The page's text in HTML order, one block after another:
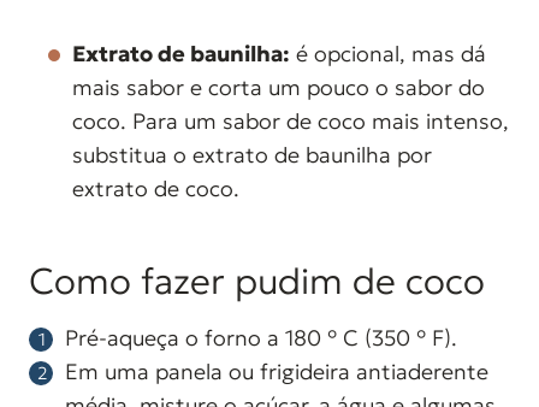
Extrato de baunilha: é opcional, mas dá
mais sabor e corta um pouco o sabor do
coco. Para um sabor de coco mais intenso,
substitua o extrato de baunilha por
extrato de coco.
Como fazer pudim de coco
Pré-aqueça o forno a 180 ° C (350 ° F).
Em uma panela ou frigideira antiaderente